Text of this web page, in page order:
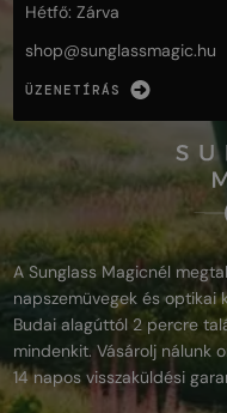
Hétfő: Zárva
shop@sunglassmagic.hu
ÜZENETÍRÁS
A Sunglass Magicnél
napszemüvegek és optikai
Budai alagúttól 2 percre
mindenkit. Vásárolj nálunk
14 napos visszaküldési